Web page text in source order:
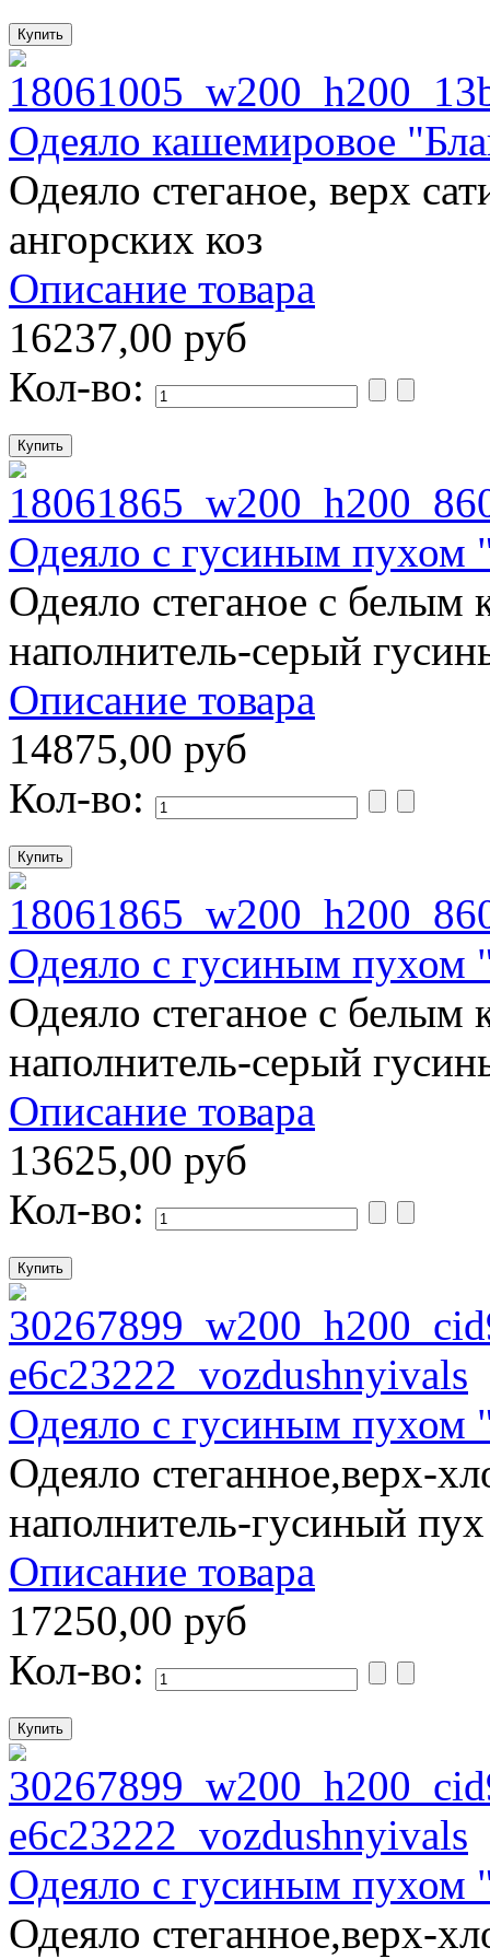
Одеяло кашемировое
Одеяло стеганое, верх
ангорских коз
Описание товара
16237,00 руб
Кол-во:
Одеяло с гусиным пухом
Одеяло стеганое с белым
наполнитель-серый
Описание товара
14875,00 руб
Кол-во:
Одеяло с гусиным пухом
Одеяло стеганое с белым
наполнитель-серый
Описание товара
13625,00 руб
Кол-во:
Одеяло с гусиным пухом
Одеяло стеганное,верх-
наполнитель-гусиный пух
Описание товара
17250,00 руб
Кол-во:
Одеяло с гусиным пухом
Одеяло стеганное,верх-